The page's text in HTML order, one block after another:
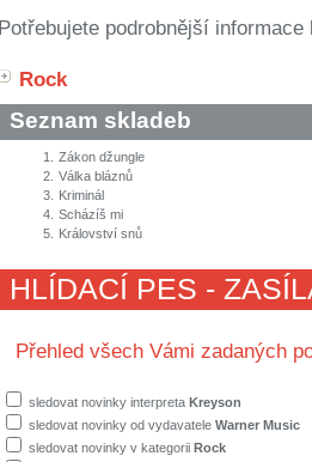
Potřebujete podrobnější
Rock
Seznam skladeb
1.
Zákon džungle
2. Válka bláznů
3.
Kriminál
4. Scházíš mi
5.
Království snů
HLÍDACÍ PES -
Přehled všech Vámi zadaných
sledovat novinky interpreta Kreyson
sledovat novinky od vydavatele Warner Music
sledovat novinky v kategorii Rock